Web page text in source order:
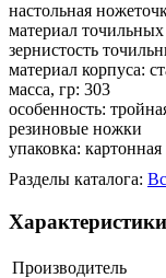
настольная
материал
зернистость
материал корпуса:
масса, гр: 303
особенность:
резиновые ножки
упаковка: картонная
Разделы каталога:
Характеристики
Производитель